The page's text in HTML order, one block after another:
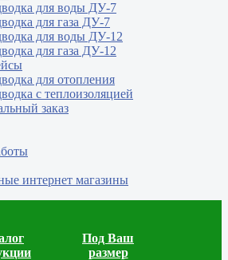
для воды ДУ-7
для газа ДУ-7
для воды ДУ-12
для газа ДУ-12
для отопления
с теплоизоляцией
заказ
интернет магазины
Под Ваш
размер